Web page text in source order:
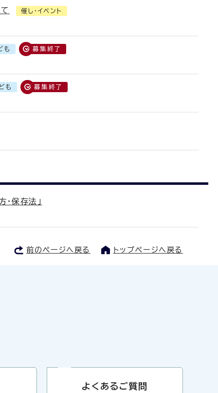
催し・イベント
も 募集終了
も 募集終了
保存法」
前のページへ戻る トップページへ戻る
よくあるご質問